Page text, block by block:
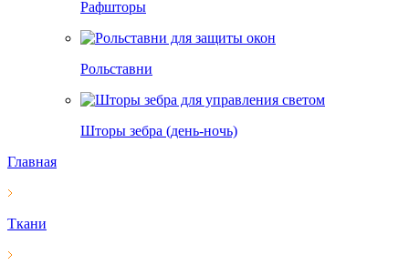
Рафшторы
Рольставни
Шторы зебра (день-ночь)
Главная
Ткани